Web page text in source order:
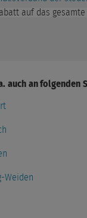
auf das
auch an folgenden
Weiden